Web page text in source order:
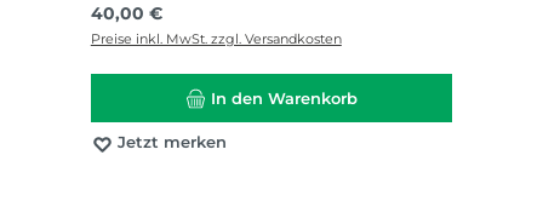
Regulärer Preis:
40,00 €
Preise inkl. MwSt. zzgl. Versandkosten
In den Warenkorb
Jetzt merken